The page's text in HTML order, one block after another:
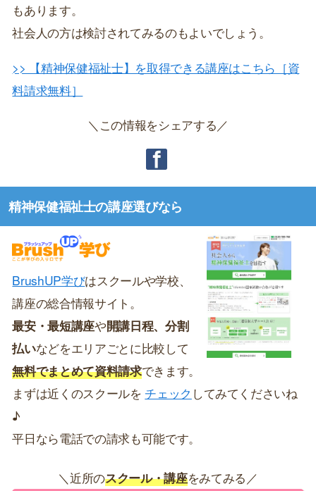
もあります。
社会人の方は検討されてみるのもよいでしょう。
>> 【精神保健福祉士】を取得できる講座はこちら［資
料請求無料］
＼この情報をシェアする／
精神保健福祉士の講座選びなら
BrushUP学びはスクールや学校、
講座の総合情報サイト。
最安・最短講座や開講日程、分割
払いなどをエリアごとに比較して
無料でまとめて資料請求できます。
まずは近くのスクールを チェック してみてくださいね
♪
平日なら電話での請求も可能です。
＼近所のスクール・講座をみてみる／